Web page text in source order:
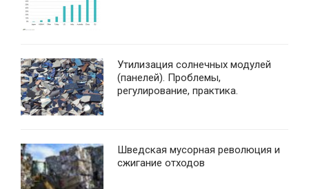
Утилизация солнечных модулей
(панелей). Проблемы,
регулирование, практика.
Шведская мусорная революция и
сжигание отходов